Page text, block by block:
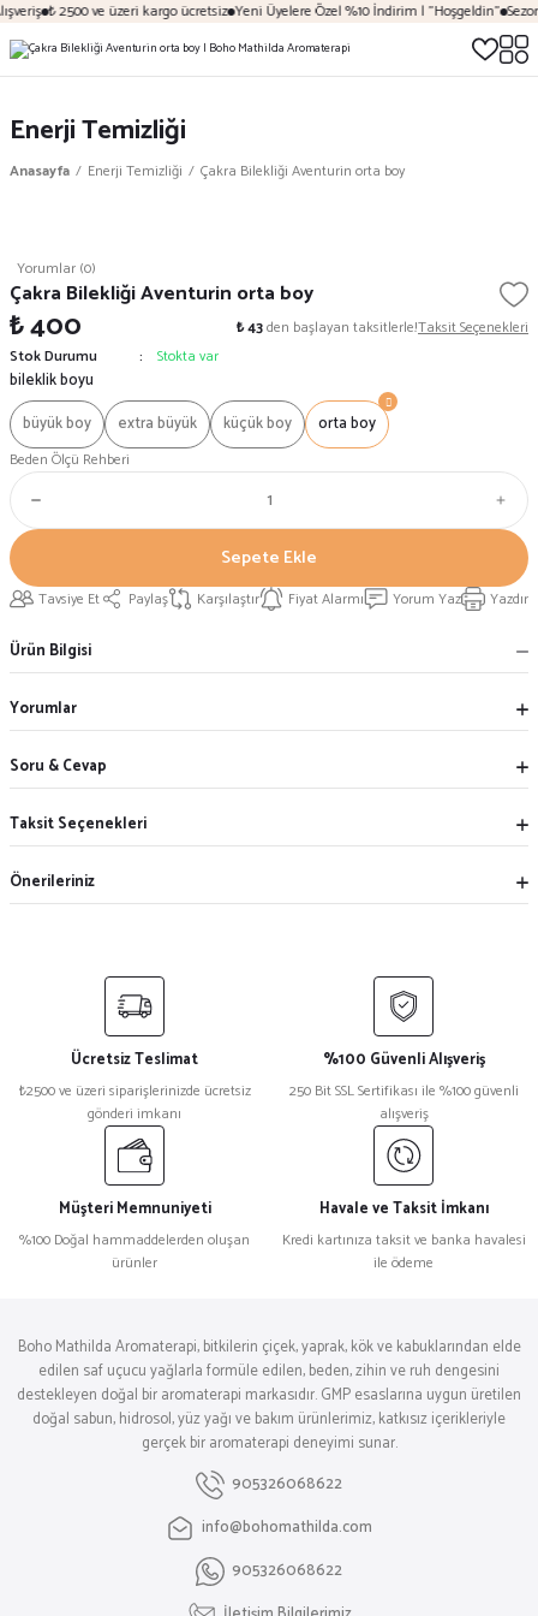
₺ 2500 ve üzeri kargo ücretsiz Yeni Üyelere Özel %10 İndirim | "Hoşgeldin"
Enerji Temizliği
Anasayfa Enerji Temizliği Çakra Bilekliği Aventurin orta boy
Yorumlar (0)
Çakra Bilekliği Aventurin orta boy
₺ 400 ₺ 43den başlayan taksitlerle!Taksit Seçenekleri
Stok Durumu
Stokta var
bileklik boyu
büyük boy
extra büyük küçük boy orta boy
Beden Ölçü Rehberi
Sepete Ekle
Tavsiye Et Paylaş Karşılaştır Fiyat Alarmı Yorum Yaz Yazdır
Ürün Bilgisi
Yorumlar
Soru & Cevap
Taksit Seçenekleri
Önerileriniz
Ücretsiz Teslimat
₺2500 ve üzeri siparişlerinizde ücretsiz
gönderi imkanı
%100 Güvenli Alışveriş
250 Bit SSL Sertifikası ile %100 güvenli
alışveriş
Müşteri Memnuniyeti
%100 Doğal hammaddelerden oluşan
ürünler
Havale ve Taksit İmkanı
Kredi kartınıza taksit ve banka havalesi
ile ödeme
Boho Mathilda Aromaterapi, bitkilerin çiçek, yaprak, kök ve kabuklarından elde
edilen saf uçucu yağlarla formüle edilen, beden, zihin ve ruh dengesini
destekleyen doğal bir aromaterapi markasıdır. GMP esaslarına uygun üretilen
doğal sabun, hidrosol, yüz yağı ve bakım ürünlerimiz, katkısız içerikleriyle
gerçek bir aromaterapi deneyimi sunar.
905326068622
info@bohomathilda.com
905326068622